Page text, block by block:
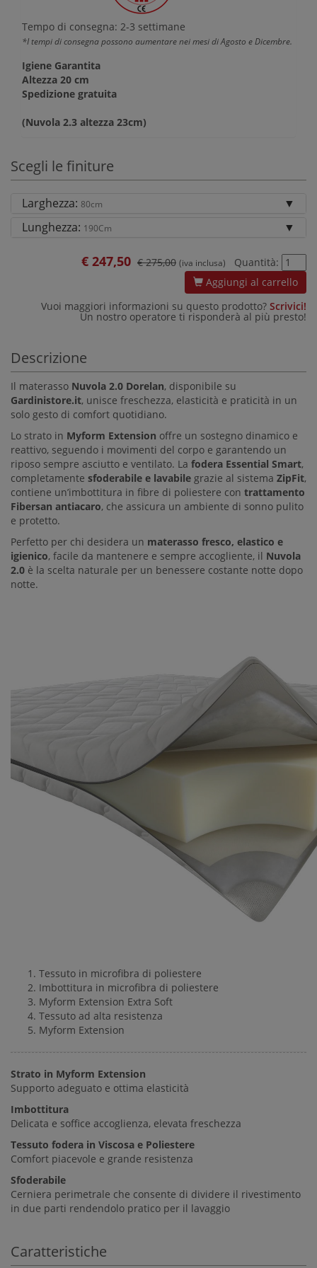
Tempo di consegna: 2-3 settimane
*I tempi di consegna possono aumentare nei mesi di Agosto e Dicembre.
Igiene Garantita
Altezza 20 cm
Spedizione gratuita
(Nuvola 2.3 altezza 23cm)
Scegli le finiture
Larghezza: 80cm
Lunghezza: 190Cm
€ 247,50 € 275,00 (iva inclusa)
Quantità:
Aggiungi al carrello
Vuoi maggiori informazioni su questo prodotto? Scrivici!
Un nostro operatore ti risponderà al più presto!
Descrizione
Il materasso Nuvola 2.0 Dorelan, disponibile su
Gardinistore.it, unisce freschezza, elasticità e praticità in un
solo gesto di comfort quotidiano.
Lo strato in Myform Extension offre un sostegno dinamico e
reattivo, seguendo i movimenti del corpo e garantendo un
riposo sempre asciutto e ventilato. La fodera Essential Smart,
completamente sfoderabile e lavabile grazie al sistema ZipFit,
contiene un’imbottitura in fibre di poliestere con trattamento
Fibersan antiacaro, che assicura un ambiente di sonno pulito
e protetto.
Perfetto per chi desidera un materasso fresco, elastico e
igienico, facile da mantenere e sempre accogliente, il Nuvola
2.0 è la scelta naturale per un benessere costante notte dopo
notte.
Tessuto in microfibra di poliestere
Imbottitura in microfibra di poliestere
Myform Extension Extra Soft
Tessuto ad alta resistenza
Myform Extension
Strato in Myform Extension
Supporto adeguato e ottima elasticità
Imbottitura
Delicata e soffice accoglienza, elevata freschezza
Tessuto fodera in Viscosa e Poliestere
Comfort piacevole e grande resistenza
Sfoderabile
Cerniera perimetrale che consente di dividere il rivestimento
in due parti rendendolo pratico per il lavaggio
Caratteristiche